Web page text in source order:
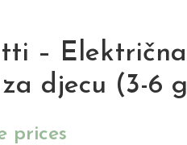
–
djecu (3-6
prices